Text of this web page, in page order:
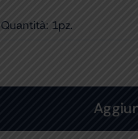
Quantità: 1pz.